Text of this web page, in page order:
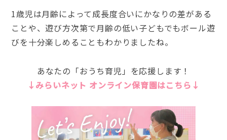
1歳児は月齢によって成長度合いにかなりの差がある
ことや、遊び方次第で月齢の低い子どもでもボール遊
びを十分楽しめることもわかりましたね。
あなたの「おうち育児」を応援します！
↓みらいネット オンライン保育園はこちら↓